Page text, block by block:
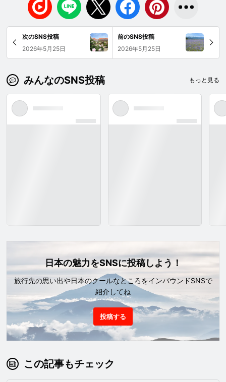
次のSNS投稿
2026年5月25日
前のSNS投稿
2026年5月25日
みんなのSNS投稿 もっと見る
日本の魅力をSNSに投稿しよう！
旅行先の思い出や日本のクールなところをインバウンドSNSで
紹介してね
投稿する
この記事もチェック